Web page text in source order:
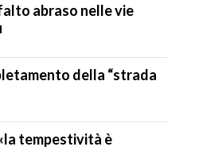
abraso nelle vie
della “strada
tempestività è